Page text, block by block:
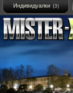
Индивидуалки (3)